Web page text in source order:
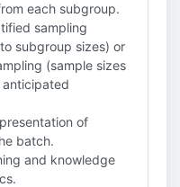
each subgroup.
sampling
subgroup sizes) or
(sample sizes
of
batch.
and knowledge